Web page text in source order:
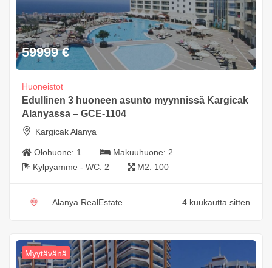
59999 €
Huoneistot
Edullinen 3 huoneen asunto myynnissä Kargicak
Alanyassa – GCE-1104
Kargicak Alanya
Olohuone: 1 Makuuhuone: 2
Kylpyamme - WC: 2 M2: 100
Alanya RealEstate 4 kuukautta sitten
Myytävänä